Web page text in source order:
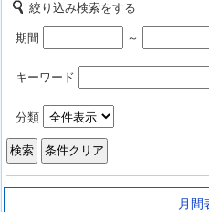
絞り込み検索をする
期間 ～
キーワード
分類
月間